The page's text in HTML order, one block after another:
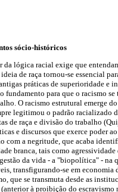
sócio-históricos
da lógica racial exige que
de raça tornou-se essencial
práticas de superioridade e
fundamento para que o racismo
O racismo estrutural emerge
legitimou o padrão racializado
de raça e divisão do trabalho
e discursos que exerce poder
com a negritude, que acaba
branca, tais como
da vida - a "biopolítica" - na
transfigurando-se em
que se transmuta desde as
à proibição do